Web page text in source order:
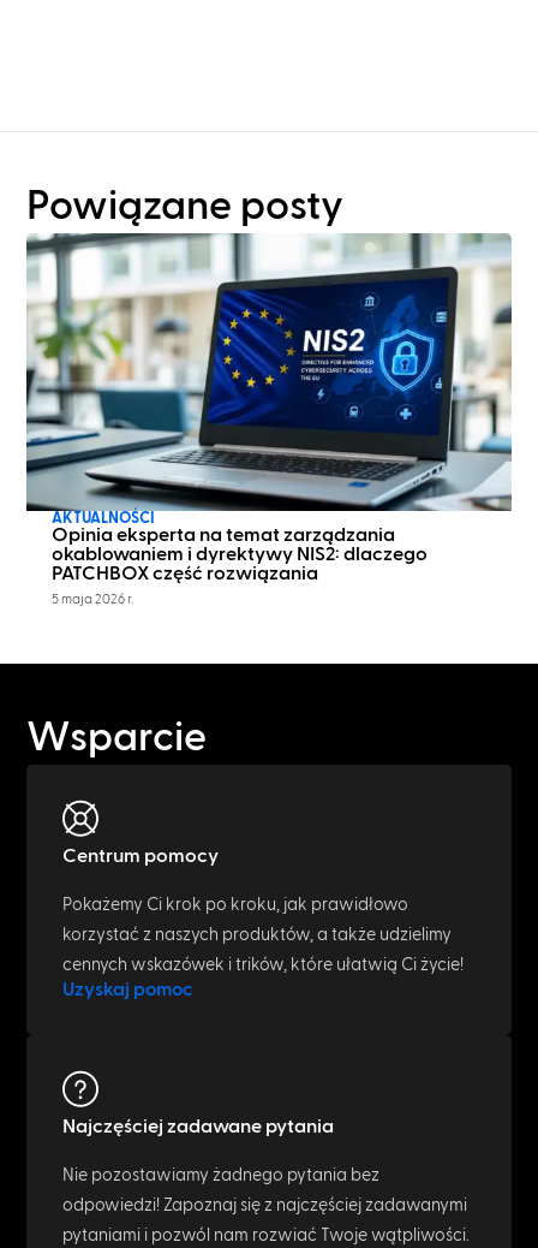
Powiązane posty
AKTUALNOŚCI
Opinia eksperta na temat zarządzania
okablowaniem i dyrektywy NIS2: dlaczego
PATCHBOX część rozwiązania
5 maja 2026 r.
Wsparcie
Centrum pomocy
Pokażemy Ci krok po kroku, jak prawidłowo
korzystać z naszych produktów, a także udzielimy
cennych wskazówek i trików, które ułatwią Ci życie!
Uzyskaj pomoc
Najczęściej zadawane pytania
Nie pozostawiamy żadnego pytania bez
odpowiedzi! Zapoznaj się z najczęściej zadawanymi
pytaniami i pozwól nam rozwiać Twoje wątpliwości.